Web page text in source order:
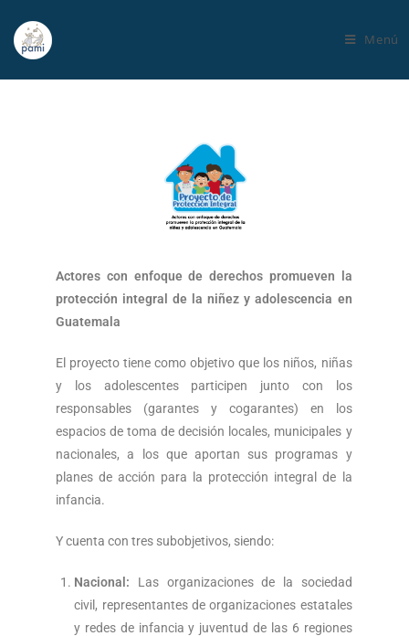
Menú
Actores con enfoque de derechos promueven la
protección integral de la niñez y adolescencia en
Guatemala
El proyecto tiene como objetivo que los niños, niñas
y los adolescentes participen junto con los
responsables (garantes y cogarantes) en los
espacios de toma de decisión locales, municipales y
nacionales, a los que aportan sus programas y
planes de acción para la protección integral de la
infancia.
Y cuenta con tres subobjetivos, siendo:
Nacional: Las organizaciones de la sociedad
civil, representantes de organizaciones estatales
y redes de infancia y juventud de las 6 regiones